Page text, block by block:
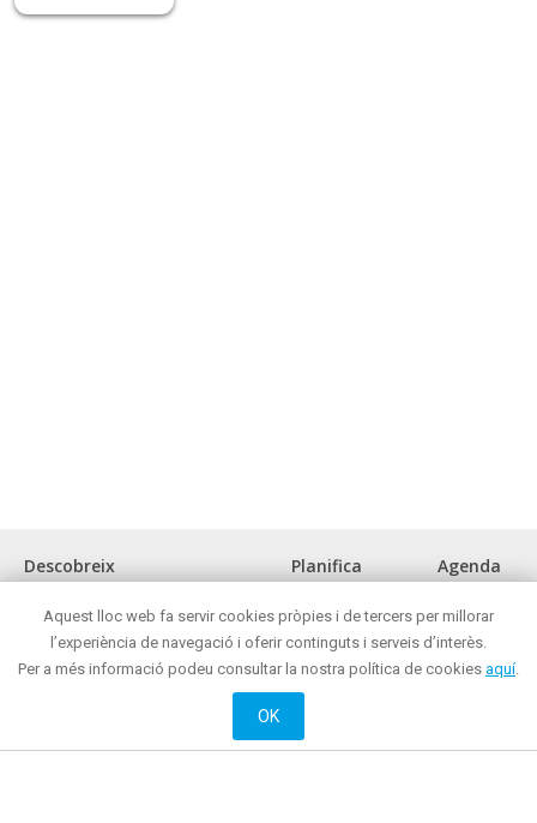
Descobreix
Museus i espais d'interès cultural
Front marítim
Reunions i congressos
Oci actiu i cultural
Planifica
Oficina de turisme
On menjar?
On comprar ?
Mataró de nit
Agenda
Aquest lloc web fa servir cookies pròpies i de tercers per millorar
l’experiència de navegació i oferir continguts i serveis d’interès.
Per a més informació podeu consultar la nostra política de cookies aquí.
OK